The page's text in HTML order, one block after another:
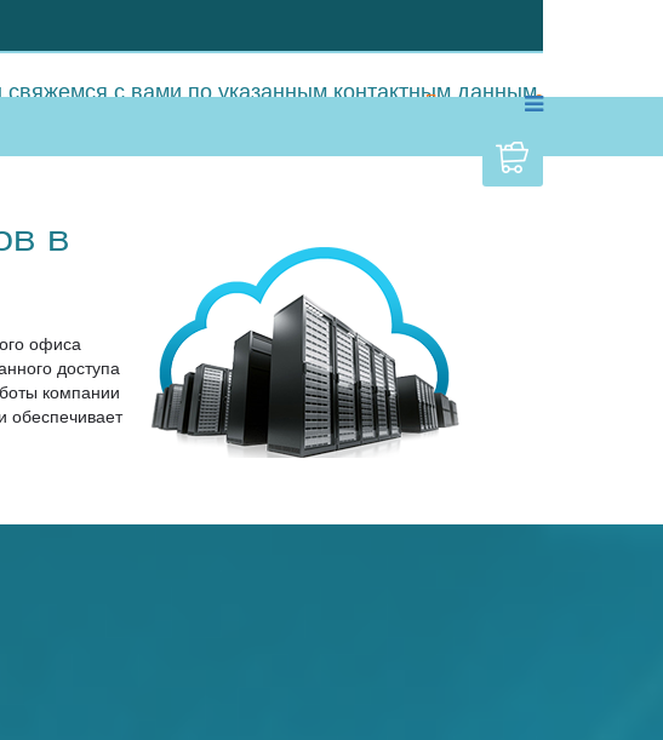
Позвонить вам?
с вами по указанным контактным данным.
в
офиса
доступа
компании
обеспечивает